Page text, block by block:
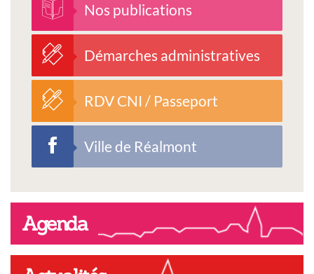
Nos publications
Démarches administratives
RDV CNI / Passeport
Ville de Réalmont
Agenda